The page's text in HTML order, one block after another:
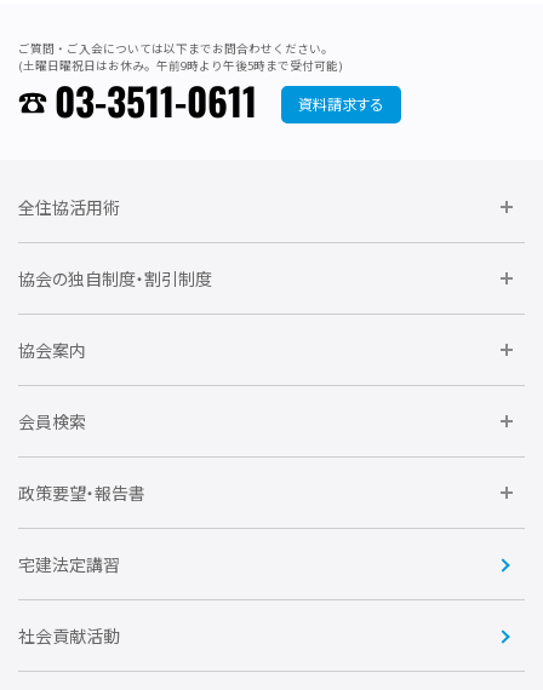
ご質問・ご入会については以下までお問合わせください。
(土曜日曜祝日はお休み。午前9時より午後5時まで受付可能)
03-3511-0611 資料請求する
全住協活用術
委員会に参加しよう
要望活動に参加しよう
協会の独自制度・割引制度
住宅瑕疵担保責任保険割引制度
全住協NET
不動産後見アドバイザー資格講習
会
全住協ビジネスショップ
協会案内
運営組織
トライアル会員制度
会員検索
企業会員
賛助会員
政策要望・報告書
住宅・土地税制改正要望
優良事業表彰
宅建法定講習
社会貢献活動